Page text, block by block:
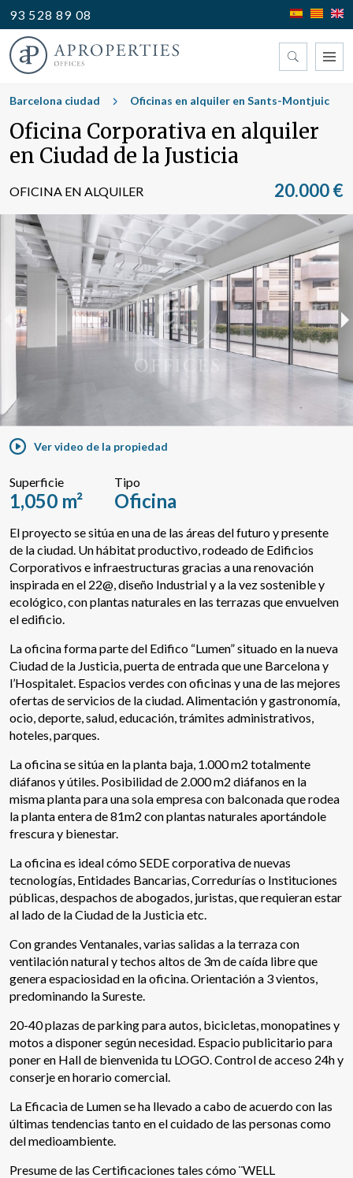
93 528 89 08
Encuentre su oficina
Tipo
Buscar por texto o referencia
Búsqueda avanzada
Barcelona ciudad Oficinas en alquiler en Sants-Montjuic
Oficina Corporativa en alquiler
en Ciudad de la Justicia
OFICINA EN ALQUILER 20.000 €
Ver video de la propiedad
Superficie
1,050 m²
Tipo
Oficina
El proyecto se sitúa en una de las áreas del futuro y presente
de la ciudad. Un hábitat productivo, rodeado de Edificios
Corporativos e infraestructuras gracias a una renovación
inspirada en el 22@, diseño Industrial y a la vez sostenible y
ecológico, con plantas naturales en las terrazas que envuelven
el edificio.
La oficina forma parte del Edifico “Lumen” situado en la nueva
Ciudad de la Justicia, puerta de entrada que une Barcelona y
l’Hospitalet. Espacios verdes con oficinas y una de las mejores
ofertas de servicios de la ciudad. Alimentación y gastronomía,
ocio, deporte, salud, educación, trámites administrativos,
hoteles, parques.
La oficina se sitúa en la planta baja, 1.000 m2 totalmente
diáfanos y útiles. Posibilidad de 2.000 m2 diáfanos en la
misma planta para una sola empresa con balconada que rodea
la planta entera de 81m2 con plantas naturales aportándole
frescura y bienestar.
La oficina es ideal cómo SEDE corporativa de nuevas
tecnologías, Entidades Bancarias, Corredurías o Instituciones
públicas, despachos de abogados, juristas, que requieran estar
al lado de la Ciudad de la Justicia etc.
Con grandes Ventanales, varias salidas a la terraza con
ventilación natural y techos altos de 3m de caída libre que
genera espaciosidad en la oficina. Orientación a 3 vientos,
predominando la Sureste.
20-40 plazas de parking para autos, bicicletas, monopatines y
motos a disponer según necesidad. Espacio publicitario para
poner en Hall de bienvenida tu LOGO. Control de acceso 24h y
conserje en horario comercial.
La Eficacia de Lumen se ha llevado a cabo de acuerdo con las
últimas tendencias tanto en el cuidado de las personas como
del medioambiente.
Presume de las Certificaciones tales cómo ¨WELL
Modificar cookies
Técnicas y funcionales
Siempre activas
Este sitio web utiliza Cookies propias para recopilar
información con la finalidad de mejorar nuestros servicios.
instalación de las mismas. El usuario tiene la posibilidad
de configurar su navegador pudiendo, si así lo desea,
impedir que sean instaladas en su disco duro, aunque
deberá tener en cuenta que dicha acción podrá ocasionar